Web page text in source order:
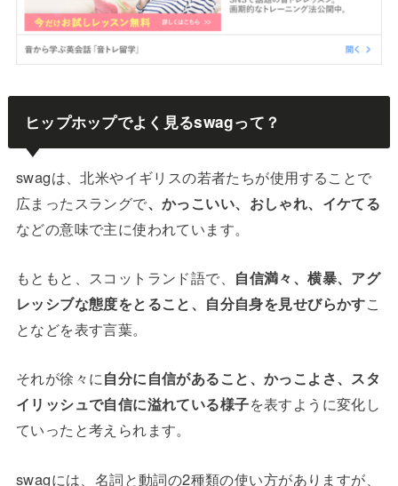
ヒップホップでよく見るswagって？
swagは、北米やイギリスの若者たちが使用することで
広まったスラングで、かっこいい、おしゃれ、イケてる
などの意味で主に使われています。
もともと、スコットランド語で、 自信満々、横暴、アグ
レッシブな態度をとること、自分自身を見せびらかすこ
となどを表す言葉。
それが徐々に自分に自信があること、かっこよさ、スタ
イリッシュで自信に溢れている様子を表すように変化し
ていったと考えられます。
swagには、名詞と動詞の2種類の使い方がありますが、